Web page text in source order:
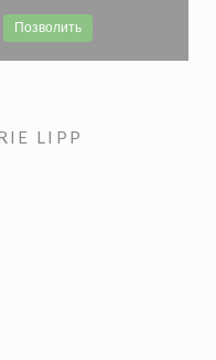
Позволить
LIPP